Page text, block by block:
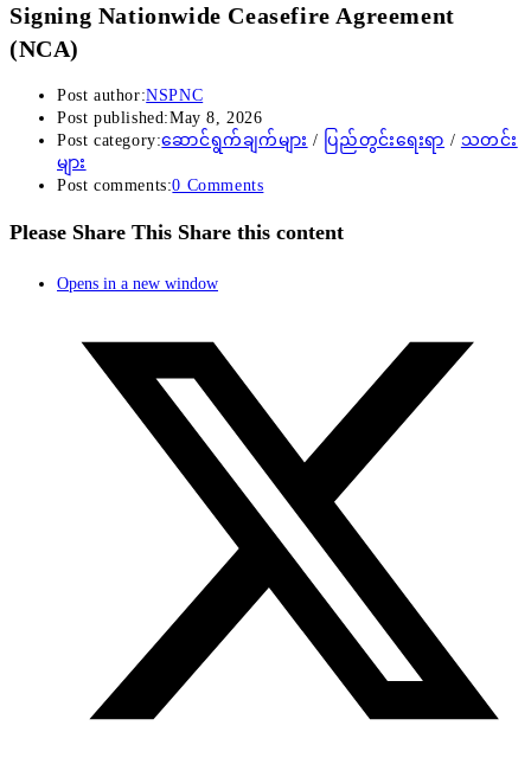
Signing Nationwide Ceasefire Agreement
(NCA)
Post author:NSPNC
Post published:May 8, 2026
Post category:ဆောင်ရွက်ချက်များ / ပြည်တွင်းရေးရာ / သတင်း
များ
Post comments:0 Comments
Please Share This Share this content
Opens in a new window